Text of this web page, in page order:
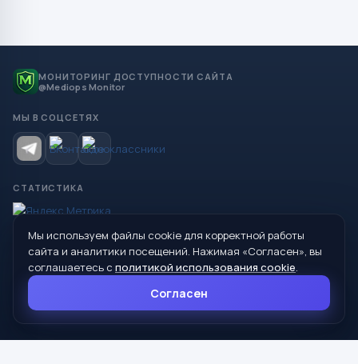
МОНИТОРИНГ ДОСТУПНОСТИ САЙТА
@Mediops Monitor
МЫ В СОЦСЕТЯХ
СТАТИСТИКА
© 2026 Управление образования Администрации МО
Сухой Лог
624800, Свердловская область, г. Сухой Лог, ул. Кирова, дом 7
8 (34373) 4-33-85
Мы используем файлы cookie для корректной работы
сайта и аналитики посещений. Нажимая «Согласен», вы
соглашаетесь с политикой использования cookie.
Согласен